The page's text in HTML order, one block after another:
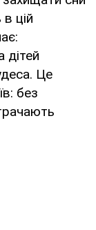
цій
дітей
Це
без